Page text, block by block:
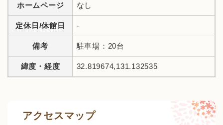
ホームページ なし
定休日/休館日 -
備考 駐車場：20台
緯度・経度 32.819674,131.132535
アクセスマップ